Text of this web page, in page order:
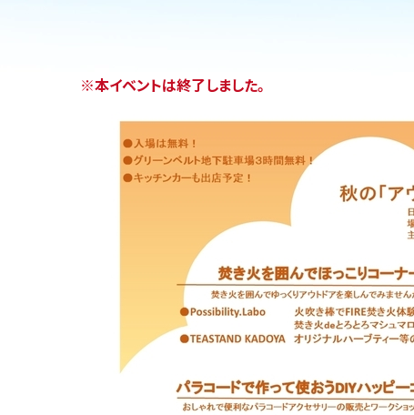
※本イベントは終了しました。